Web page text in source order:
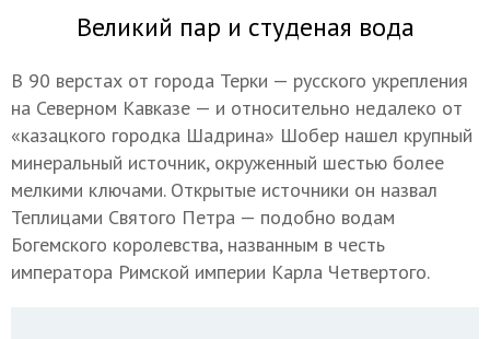
Великий пар и студеная вода
В 90 верстах от города Терки — русского укрепления
на Северном Кавказе — и относительно недалеко от
«казацкого городка Шадрина» Шобер нашел крупный
минеральный источник, окруженный шестью более
мелкими ключами. Открытые источники он назвал
Теплицами Святого Петра — подобно водам
Богемского королевства, названным в честь
императора Римской империи Карла Четвертого.